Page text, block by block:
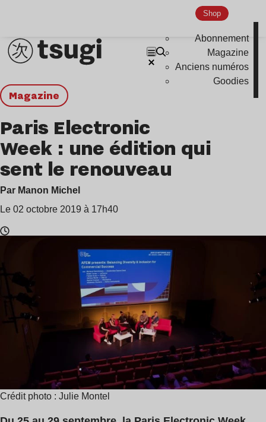
Shop
Abonnement
Magazine
Anciens numéros
Goodies
magazine
Paris Electronic
Week : une édition qui
sent le renouveau
Par Manon Michel
Le 02 octobre 2019 à 17h40
Crédit photo : Julie Montel